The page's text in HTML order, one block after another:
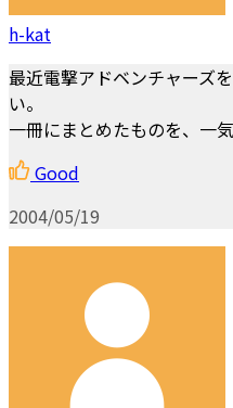
h-kat
最近電撃アドベンチャーズ
い。
一冊にまとめたものを、一
Good
2004/05/19